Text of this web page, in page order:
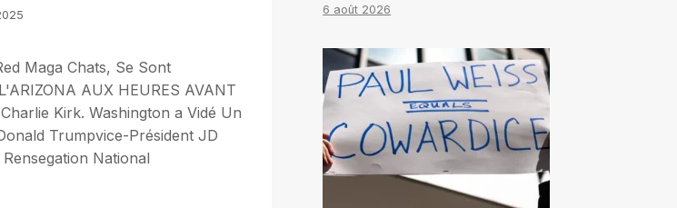
Maga Chats, Se Sont
AUX HEURES AVANT
Kirk. Washington a Vidé Un
Trumpvice-Président JD
National
6 août 2026